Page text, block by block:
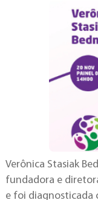
Verônica Stasiak
fundadora e
e foi diagnosticada